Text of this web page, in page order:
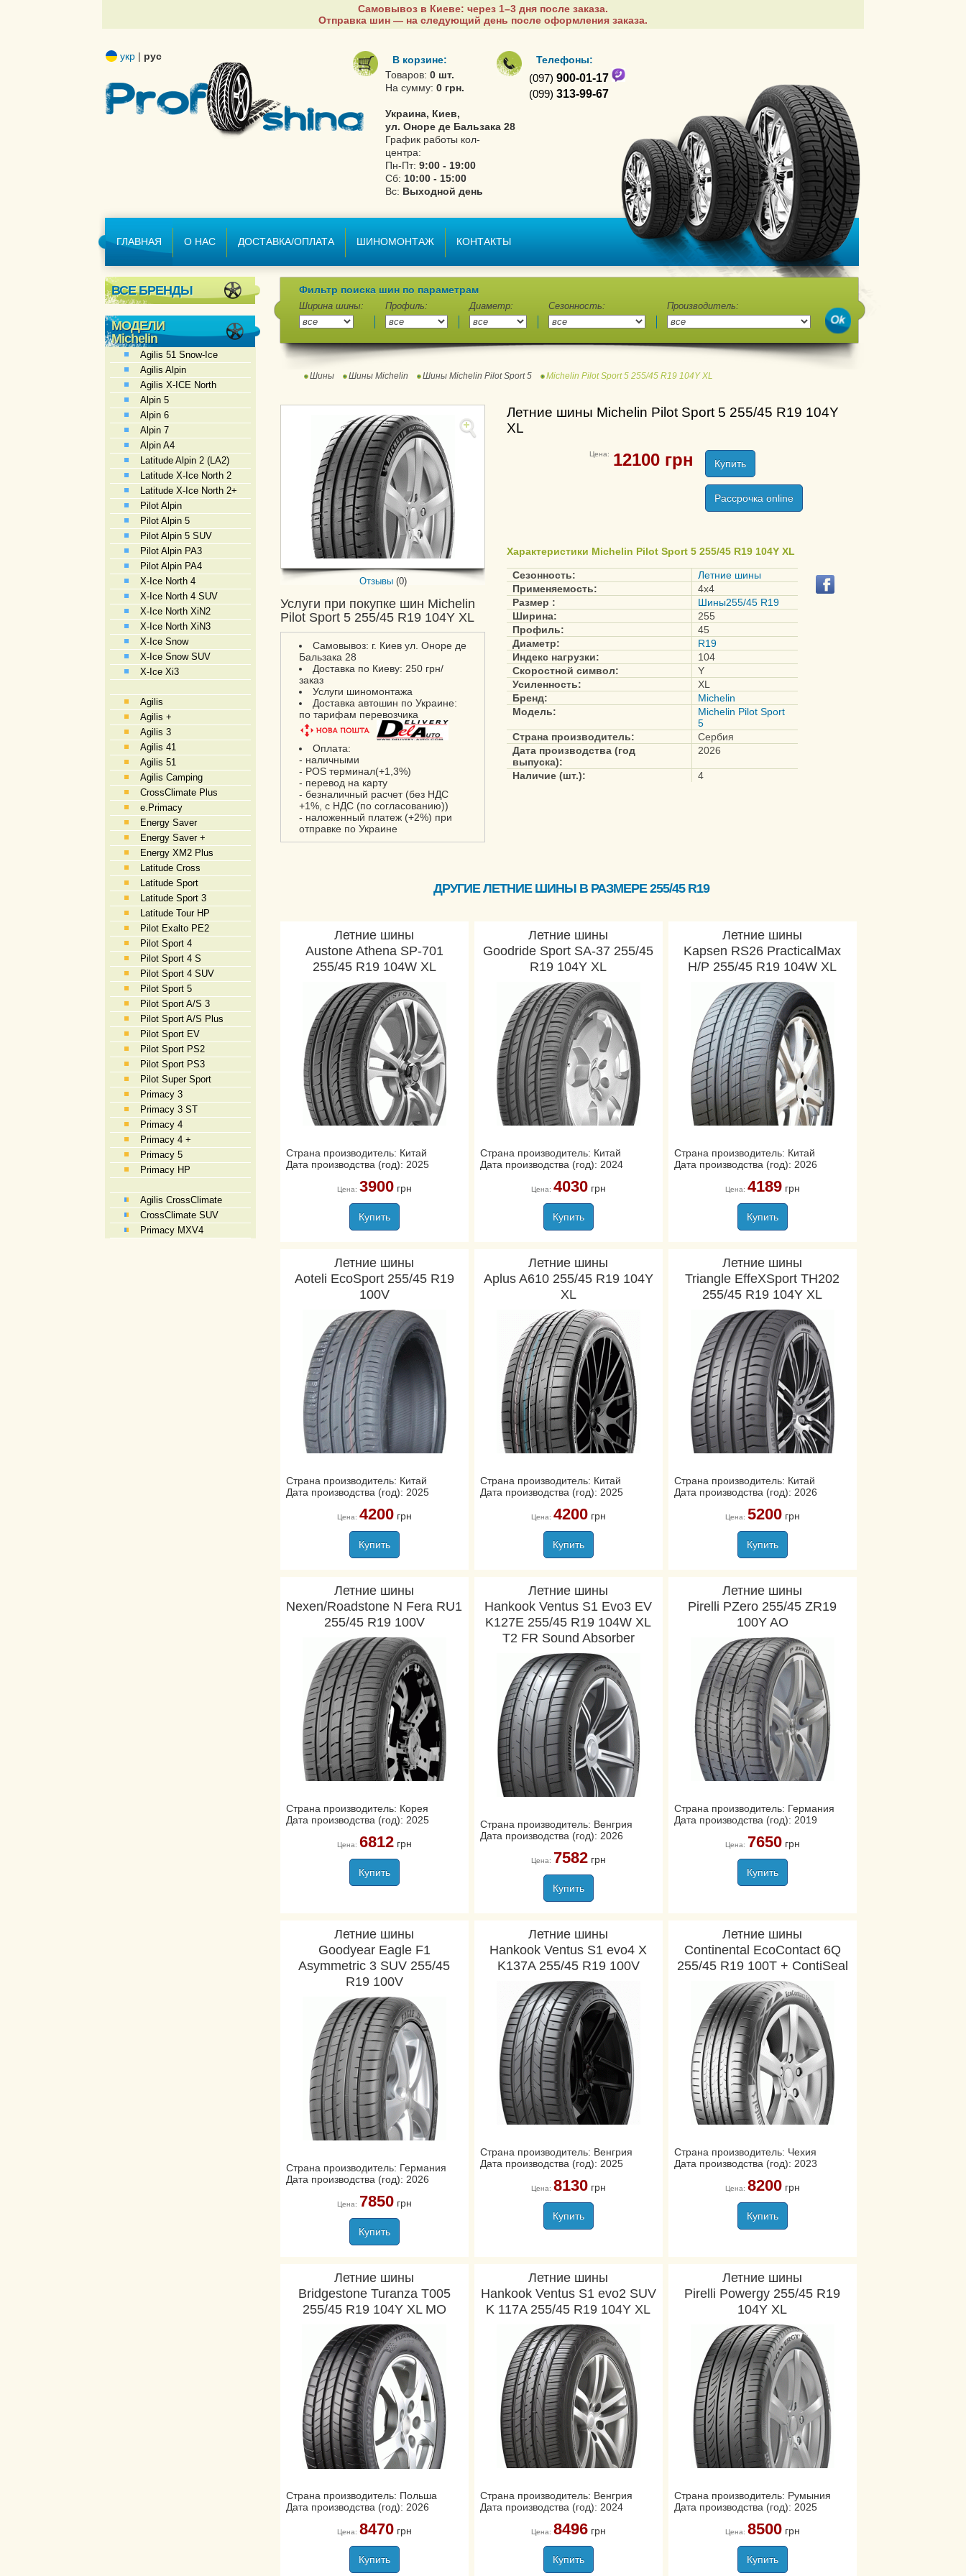
Самовывоз в Киеве: через 1–3 дня после заказа.
Отправка шин — на следующий день после оформления заказа.
укр | рус
В корзине:
Товаров: 0 шт.
На сумму: 0 грн.
Украина, Киев,
ул. Оноре де Бальзака 28
График работы кол-
центра:
Пн-Пт: 9:00 - 19:00
Сб: 10:00 - 15:00
Вс: Выходной день
Телефоны:
(097) 900-01-17
(099) 313-99-67
ГЛАВНАЯ О НАС ДОСТАВКА/ОПЛАТА ШИНОМОНТАЖ КОНТАКТЫ
ВСЕ БРЕНДЫ
МОДЕЛИ
Michelin
Agilis 51 Snow-Ice
Agilis Alpin
Agilis X-ICE North
Alpin 5
Alpin 6
Alpin 7
Alpin A4
Latitude Alpin 2 (LA2)
Latitude X-Ice North 2
Latitude X-Ice North 2+
Pilot Alpin
Pilot Alpin 5
Pilot Alpin 5 SUV
Pilot Alpin PA3
Pilot Alpin PA4
X-Ice North 4
X-Ice North 4 SUV
X-Ice North XiN2
X-Ice North XiN3
X-Ice Snow
X-Ice Snow SUV
X-Ice Xi3
Agilis
Agilis +
Agilis 3
Agilis 41
Agilis 51
Agilis Camping
CrossClimate Plus
e.Primacy
Energy Saver
Energy Saver +
Energy XM2 Plus
Latitude Cross
Latitude Sport
Latitude Sport 3
Latitude Tour HP
Pilot Exalto PE2
Pilot Sport 4
Pilot Sport 4 S
Pilot Sport 4 SUV
Pilot Sport 5
Pilot Sport A/S 3
Pilot Sport A/S Plus
Pilot Sport EV
Pilot Sport PS2
Pilot Sport PS3
Pilot Super Sport
Primacy 3
Primacy 3 ST
Primacy 4
Primacy 4 +
Primacy 5
Primacy HP
Agilis CrossClimate
CrossClimate SUV
Primacy MXV4
Фильтр поиска шин по параметрам
Ширина шины: Профиль: Диаметр: Сезонность: Производитель:
Шины Шины Michelin Шины Michelin Pilot Sport 5 Michelin Pilot Sport 5 255/45 R19 104Y XL
Отзывы (0)
Услуги при покупке шин Michelin
Pilot Sport 5 255/45 R19 104Y XL
Самовывоз: г. Киев ул. Оноре де
Бальзака 28
Доставка по Киеву: 250 грн/
заказ
Услуги шиномонтажа
Доставка автошин по Украине:
по тарифам перевозчика
Оплата:
- наличными
- POS терминал(+1,3%)
- перевод на карту
- безналичный расчет (без НДС
+1%, с НДС (по согласованию))
- наложенный платеж (+2%) при
отправке по Украине
Летние шины Michelin Pilot Sport 5 255/45 R19 104Y
XL
Цена: 12100 грн Купить
Рассрочка online
Характеристики Michelin Pilot Sport 5 255/45 R19 104Y XL
Сезонность:
Летние шины
Применяемость:
4x4
Размер :
Шины255/45 R19
Ширина:
255
Профиль:
45
Диаметр:
R19
Индекс нагрузки:
104
Скоростной символ:
Y
Усиленность:
XL
Бренд:
Michelin
Модель:
Michelin Pilot Sport
5
Страна производитель:
Сербия
Дата производства (год
выпуска):
2026
Наличие (шт.): 4
ДРУГИЕ ЛЕТНИЕ ШИНЫ В РАЗМЕРЕ 255/45 R19
Летние шины
Austone Athena SP-701
255/45 R19 104W XL
Страна производитель: Китай
Дата производства (год): 2025
Цена: 3900грн
Купить
Летние шины
Goodride Sport SA-37 255/45
R19 104Y XL
Страна производитель: Китай
Дата производства (год): 2024
Цена: 4030грн
Купить
Летние шины
Kapsen RS26 PracticalMax
H/P 255/45 R19 104W XL
Страна производитель: Китай
Дата производства (год): 2026
Цена: 4189грн
Купить
Летние шины
Aoteli EcoSport 255/45 R19
100V
Страна производитель: Китай
Дата производства (год): 2025
Цена: 4200грн
Купить
Летние шины
Aplus A610 255/45 R19 104Y
XL
Страна производитель: Китай
Дата производства (год): 2025
Цена: 4200грн
Купить
Летние шины
Triangle EffeXSport TH202
255/45 R19 104Y XL
Страна производитель: Китай
Дата производства (год): 2026
Цена: 5200грн
Купить
Летние шины
Nexen/Roadstone N Fera RU1
255/45 R19 100V
Страна производитель: Корея
Дата производства (год): 2025
Цена: 6812грн
Купить
Летние шины
Hankook Ventus S1 Evo3 EV
K127E 255/45 R19 104W XL
T2 FR Sound Absorber
Страна производитель: Венгрия
Дата производства (год): 2026
Цена: 7582грн
Купить
Летние шины
Pirelli PZero 255/45 ZR19
100Y AO
Страна производитель: Германия
Дата производства (год): 2019
Цена: 7650грн
Купить
Летние шины
Goodyear Eagle F1
Asymmetric 3 SUV 255/45
R19 100V
Страна производитель: Германия
Дата производства (год): 2026
Цена: 7850грн
Купить
Летние шины
Hankook Ventus S1 evo4 X
K137A 255/45 R19 100V
Страна производитель: Венгрия
Дата производства (год): 2025
Цена: 8130грн
Купить
Летние шины
Continental EcoContact 6Q
255/45 R19 100T + ContiSeal
Страна производитель: Чехия
Дата производства (год): 2023
Цена: 8200грн
Купить
Летние шины
Bridgestone Turanza T005
255/45 R19 104Y XL MO
Страна производитель: Польша
Дата производства (год): 2026
Цена: 8470грн
Купить
Летние шины
Hankook Ventus S1 evo2 SUV
K 117A 255/45 R19 104Y XL
Страна производитель: Венгрия
Дата производства (год): 2024
Цена: 8496грн
Купить
Летние шины
Pirelli Powergy 255/45 R19
104Y XL
Страна производитель: Румыния
Дата производства (год): 2025
Цена: 8500грн
Купить